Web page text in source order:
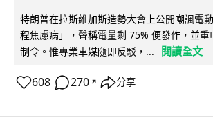
特朗普在拉斯維加斯造勢大會上公開嘲諷電
程焦慮病」，聲稱電量剩 75% 便發作，並重
制令。惟專業車媒隨即反駁，...
閱讀全文
608 270 ↗ 分享